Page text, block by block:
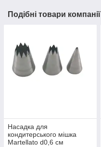
Подібні товари компанії
Насадка для
кондитерського мішка
Martellato d0,6 см